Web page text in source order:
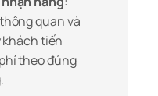
quan và
khách tiến
theo đúng